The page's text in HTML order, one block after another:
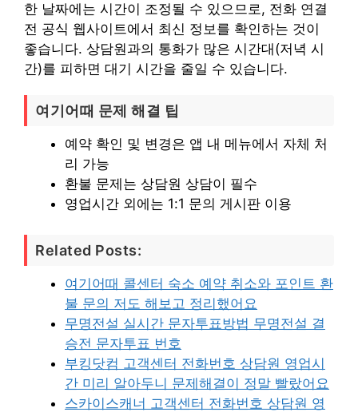
한 날짜에는 시간이 조정될 수 있으므로, 전화 연결
전 공식 웹사이트에서 최신 정보를 확인하는 것이
좋습니다. 상담원과의 통화가 많은 시간대(저녁 시
간)를 피하면 대기 시간을 줄일 수 있습니다.
여기어때 문제 해결 팁
예약 확인 및 변경은 앱 내 메뉴에서 자체 처
리 가능
환불 문제는 상담원 상담이 필수
영업시간 외에는 1:1 문의 게시판 이용
Related Posts:
여기어때 콜센터 숙소 예약 취소와 포인트 환
불 문의 저도 해보고 정리했어요
무명전설 실시간 문자투표방법 무명전설 결
승전 문자투표 번호
부킹닷컴 고객센터 전화번호 상담원 영업시
간 미리 알아두니 문제해결이 정말 빨랐어요
스카이스캐너 고객센터 전화번호 상담원 영